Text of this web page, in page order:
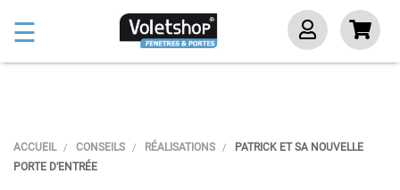
Basculer
la
☰
ACCUEIL CONSEILS RÉALISATIONS
PATRICK ET SA NOUVELLE
PORTE D’ENTRÉE